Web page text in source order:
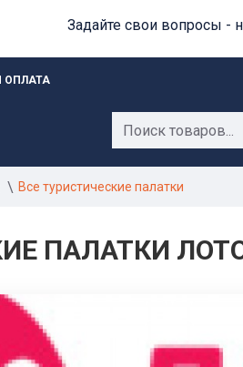
Задайте свои вопросы -
ОПЛАТА
Все туристические палатки
ПАЛАТКИ